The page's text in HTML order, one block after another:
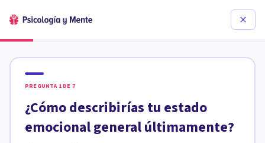
PREGUNTA 1 DE 7
¿Cómo describirías tu estado
emocional general últimamente?